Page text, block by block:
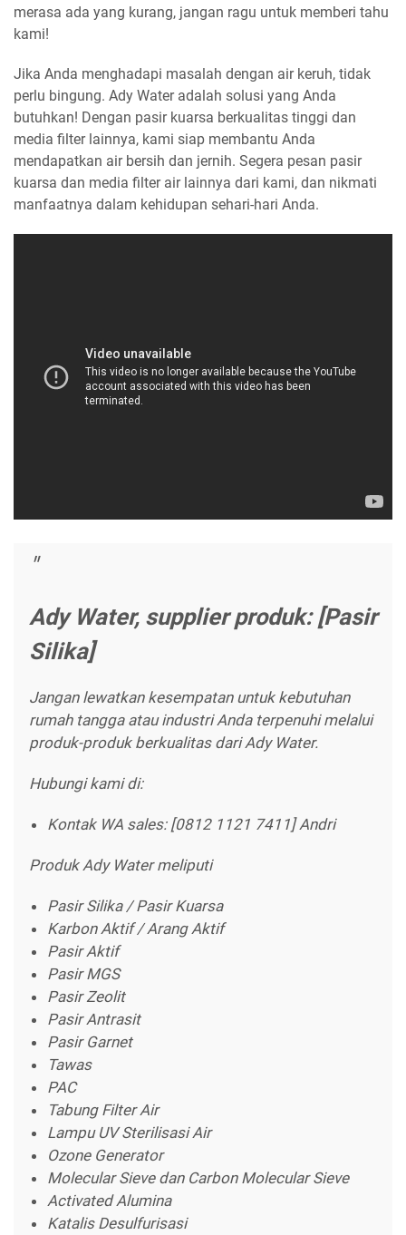
merasa ada yang kurang, jangan ragu untuk memberi tahu
kami!
Jika Anda menghadapi masalah dengan air keruh, tidak
perlu bingung. Ady Water adalah solusi yang Anda
butuhkan! Dengan pasir kuarsa berkualitas tinggi dan
media filter lainnya, kami siap membantu Anda
mendapatkan air bersih dan jernih. Segera pesan pasir
kuarsa dan media filter air lainnya dari kami, dan nikmati
manfaatnya dalam kehidupan sehari-hari Anda.
Ady Water, supplier produk: [Pasir
Silika]
Jangan lewatkan kesempatan untuk kebutuhan
rumah tangga atau industri Anda terpenuhi melalui
produk-produk berkualitas dari Ady Water.
Hubungi kami di:
Kontak WA sales: [0812 1121 7411] Andri
Produk Ady Water meliputi
Pasir Silika / Pasir Kuarsa
Karbon Aktif / Arang Aktif
Pasir Aktif
Pasir MGS
Pasir Zeolit
Pasir Antrasit
Pasir Garnet
Tawas
PAC
Tabung Filter Air
Lampu UV Sterilisasi Air
Ozone Generator
Molecular Sieve dan Carbon Molecular Sieve
Activated Alumina
Katalis Desulfurisasi